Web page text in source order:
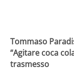
Tommaso
“Agitare coca
trasmesso